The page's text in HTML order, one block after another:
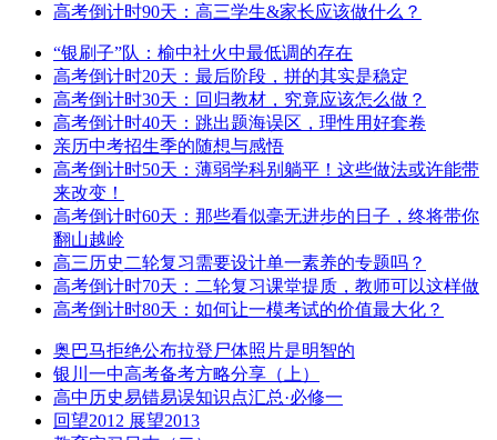
高考倒计时90天：高三学生&家长应该做什么？
“银刷子”队：榆中社火中最低调的存在
高考倒计时20天：最后阶段，拼的其实是稳定
高考倒计时30天：回归教材，究竟应该怎么做？
高考倒计时40天：跳出题海误区，理性用好套卷
亲历中考招生季的随想与感悟
高考倒计时50天：薄弱学科别躺平！这些做法或许能带
来改变！
高考倒计时60天：那些看似毫无进步的日子，终将带你
翻山越岭
高三历史二轮复习需要设计单一素养的专题吗？
高考倒计时70天：二轮复习课堂提质，教师可以这样做
高考倒计时80天：如何让一模考试的价值最大化？
奥巴马拒绝公布拉登尸体照片是明智的
银川一中高考备考方略分享（上）
高中历史易错易误知识点汇总·必修一
回望2012 展望2013